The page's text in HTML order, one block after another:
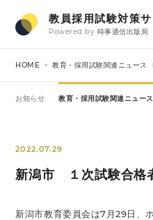
教員採用試験対策サ
Powered by 時事通信出版局
HOME 教育・採用試験関連ニュース
お知らせ 教育・採用試験関連ニュース
2022.07.29
新潟市 １次試験合格
新潟市教育委員会は7月29日、